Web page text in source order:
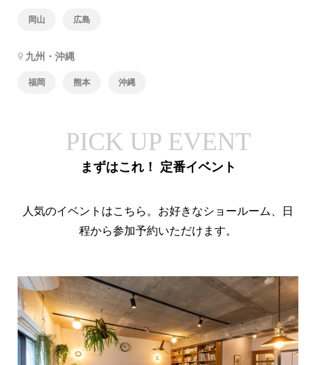
岡山 広島
九州・沖縄
福岡 熊本 沖縄
PICK UP EVENT
まずはこれ！ 定番イベント
人気のイベントはこちら。お好きなショールーム、日
程から参加予約いただけます。